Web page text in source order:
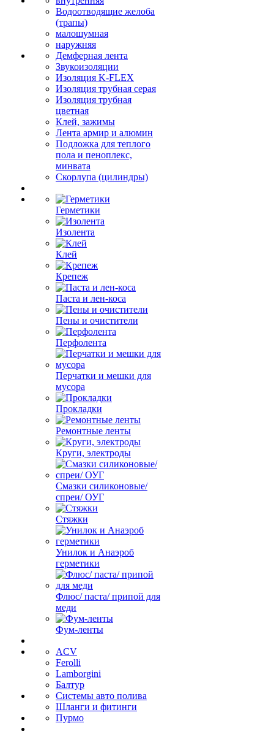
Водоотводящие желоба
(трапы)
малошумная
наружняя
Демферная лента
Звукоизоляции
Изоляция K-FLEX
Изоляция трубная серая
Изоляция трубная
цветная
Клей, зажимы
Лента армир и алюмин
Подложка для теплого
пола и пеноплекс,
минвата
Скорлупа (цилиндры)
Герметики
Изолента
Клей
Крепеж
Паста и лен-коса
Пены и очистители
Перфолента
Перчатки и мешки для
мусора
Прокладки
Ремонтные ленты
Круги, электроды
Смазки силиконовые/
спреи/ ОУГ
Стяжки
Унилок и Анаэроб
герметики
Флюс/ паста/ припой для
меди
Фум-ленты
ACV
Ferolli
Lamborgini
Балтур
Системы авто полива
Шланги и фитинги
Пурмо